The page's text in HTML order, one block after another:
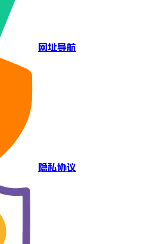
网址导航
隐私协议